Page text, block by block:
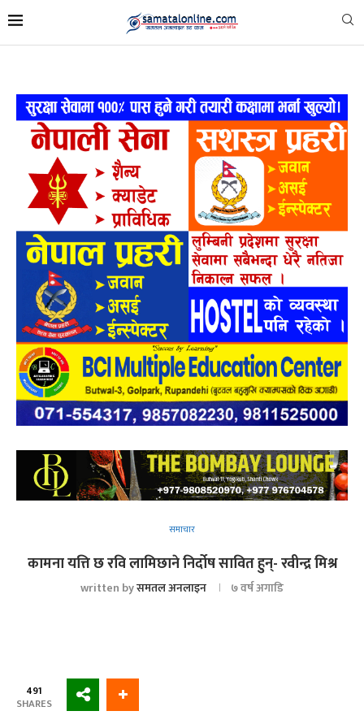
समाचार
कामना यत्ति छ रवि लामिछाने निर्दोष सावित हुन्- रवीन्द्र मिश्र
written byसमतल अनलाइन ७ वर्ष अगाडि
491
SHARES